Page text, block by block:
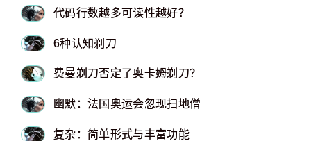
代码行数越多可读性越好？
6种认知剃刀
费曼剃刀否定了奥卡姆剃刀？
幽默：法国奥运会忽现扫地僧
复杂：简单形式与丰富功能